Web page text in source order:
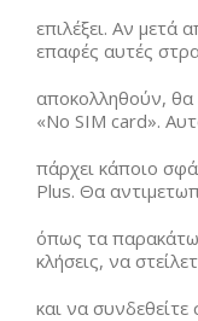
επιλέξει. Αν μετά
επαφές αυτές
αποκολληθούν, θα
«No SIM card».
πάρχει κάποιο
Plus. Θα
όπως τα
κλήσεις, να
και να